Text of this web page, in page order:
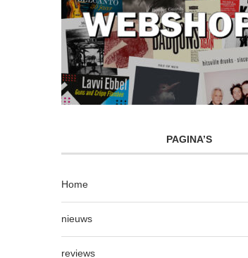
PAGINA’S
Home
nieuws
reviews